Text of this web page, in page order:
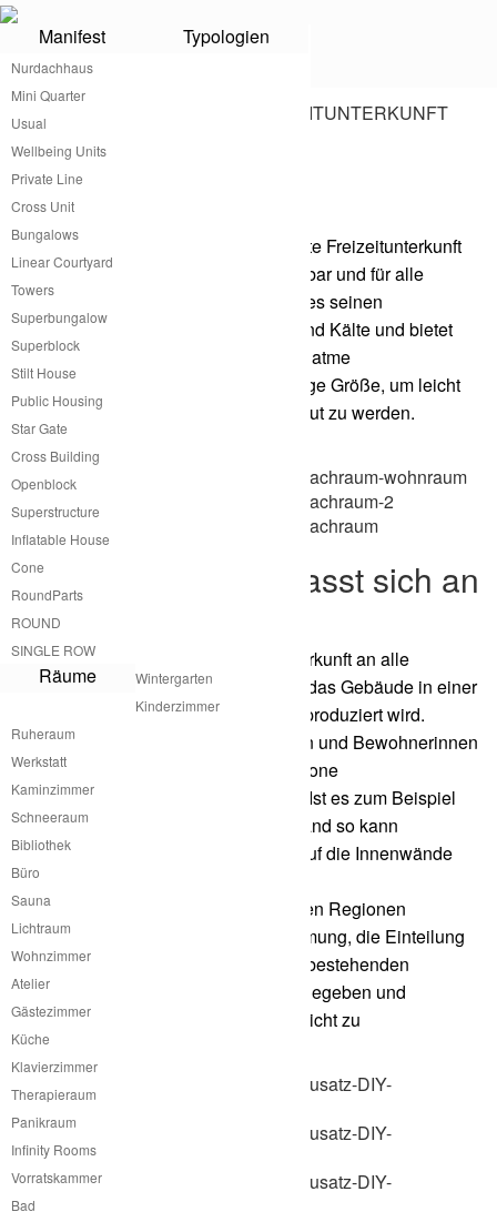
Manifest Typologien
Nurdachhaus
Mini Quarter
Usual
Wellbeing Units
Private Line
Cross Unit
Bungalows
Linear Courtyard
Towers
Superbungalow
Superblock
Stilt House
Public Housing
Star Gate
Cross Building
Openblock
Superstructure
Inflatable House
Cone
RoundParts
ROUND
SINGLE ROW
Räume
Wintergarten
Kinderzimmer
Ruheraum
Werkstatt
Kaminzimmer
Schneeraum
Bibliothek
Büro
Sauna
Lichtraum
Wohnzimmer
Atelier
Gästezimmer
Küche
Klavierzimmer
Therapieraum
Panikraum
Infinity Rooms
Vorratskammer
Bad
Kleine praktische
Freizeitunterkunft
atme hat die wahrscheinlich günstigste Freizeitunterkunft
im Sortiment. Klein, modular erweiterbar und für alle
Klimazonen der Welt anpassbar gibt es seinen
Bewohnerinnen Schutz vor Wärme und Kälte und bietet
allen notwendigen Wohnkomfort. Die atme
Freizeitunterkunft hat genau die richtige Größe, um leicht
und einfach transportiert und aufgebaut zu werden.
Freizeitunterkunft passt sich an
Klimazonen an
Die Anpassung der atme Freizeitunterkunft an alle
Klimazonen ist dadurch geben, dass das Gebäude in einer
ursprünglich nur konstruktiven Hülle produziert wird.
Danach kann es von den Nutzerinnen und Bewohnerinnen
je nach Anforderungen an die Klimazone
dementsprechend gedämmt werden. Ist es zum Beispiel
eine sehr heiße Region in Griechenland so kann
nachträglich zusätzliche Dämmung auf die Innenwände
aufgebracht werden.
Das gleiche Prinzip kann in sehr kalten Regionen
angewandt werden. Die Art der Dämmung, die Einteilung
und gestalterische Integration in den bestehenden
Innenraum sind von atme bereits vorgegeben und
zusammen mit einer Handwerkerin leicht zu
bewerkstelligen.